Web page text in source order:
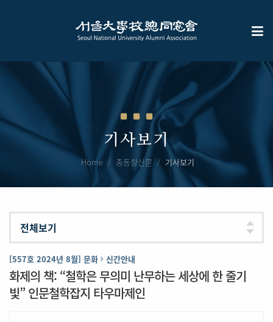
기사보기
Home 총동창신문 기사보기
[557호 2024년 8월] 문화 신간안내
화제의 책: “철학은 무의미 난무하는 세상에 한 줄기
빛” 인문철학잡지 타우마제인